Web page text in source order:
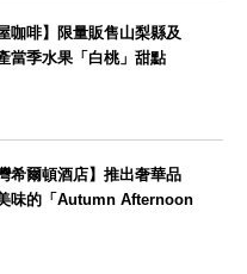
咖啡】限量販售山梨縣及
當季水果「白桃」甜點
希爾頓酒店】推出奢華品
味的「Autumn Afternoon